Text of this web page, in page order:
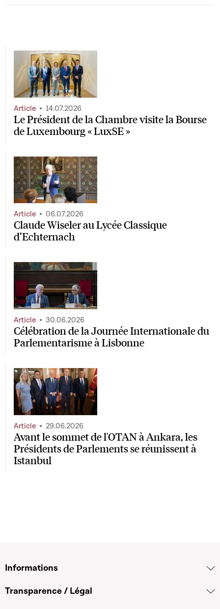
Le Président de la Chambre visite la Bourse
de Luxembourg « LuxSE »
Article 14.07.2026
Claude Wiseler au Lycée Classique
d’Echternach
Article 06.07.2026
Célébration de la Journée Internationale du
Parlementarisme à Lisbonne
Article 30.06.2026
Avant le sommet de l'OTAN à Ankara, les
Présidents de Parlements se réunissent à
Istanbul
Article 29.06.2026
Informations
Transparence / Légal